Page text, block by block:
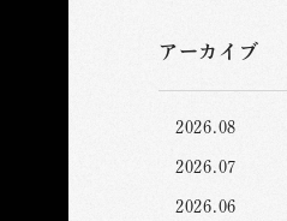
アーカイブ
2026.08
2026.07
2026.06